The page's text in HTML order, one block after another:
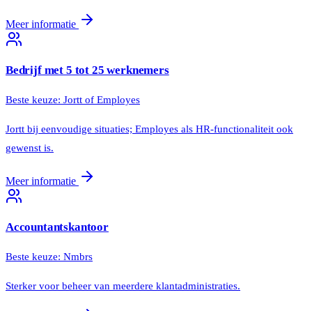
Meer informatie
Bedrijf met 5 tot 25 werknemers
Beste keuze: Jortt of Employes
Jortt bij eenvoudige situaties; Employes als HR-functionaliteit ook
gewenst is.
Meer informatie
Accountantskantoor
Beste keuze: Nmbrs
Sterker voor beheer van meerdere klantadministraties.